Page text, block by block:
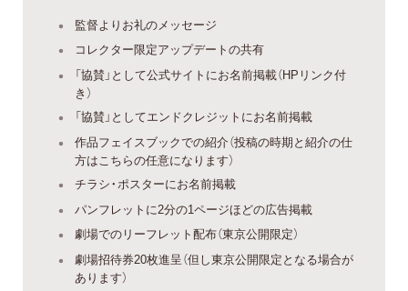
監督よりお礼のメッセージ
コレクター限定アップデートの共有
「協賛」として公式サイトにお名前掲載（HPリンク付
き）
「協賛」としてエンドクレジットにお名前掲載
作品フェイスブックでの紹介（投稿の時期と紹介の仕
方はこちらの任意になります）
チラシ・ポスターにお名前掲載
パンフレットに2分の1ページほどの広告掲載
劇場でのリーフレット配布（東京公開限定）
劇場招待券20枚進呈（但し東京公開限定となる場合が
あります）